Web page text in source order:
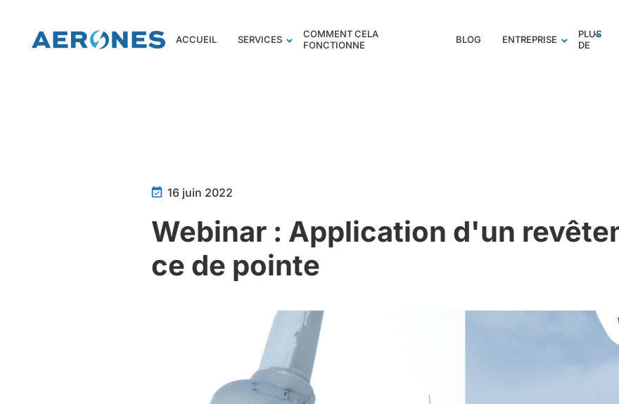
ACCUEIL SERVICES
COMMENT CELA
FONCTIONNE
BLOG ENTREPRISE
PLUS
DE
16 juin 2022
Webinar : Application d'un
ce de pointe